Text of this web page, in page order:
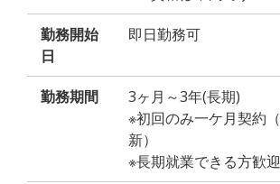
勤務開始
日
即日勤務可
勤務期間
3ヶ月～3年(長期)
※初回のみ一ケ月契約
新）
※長期就業できる方歓迎